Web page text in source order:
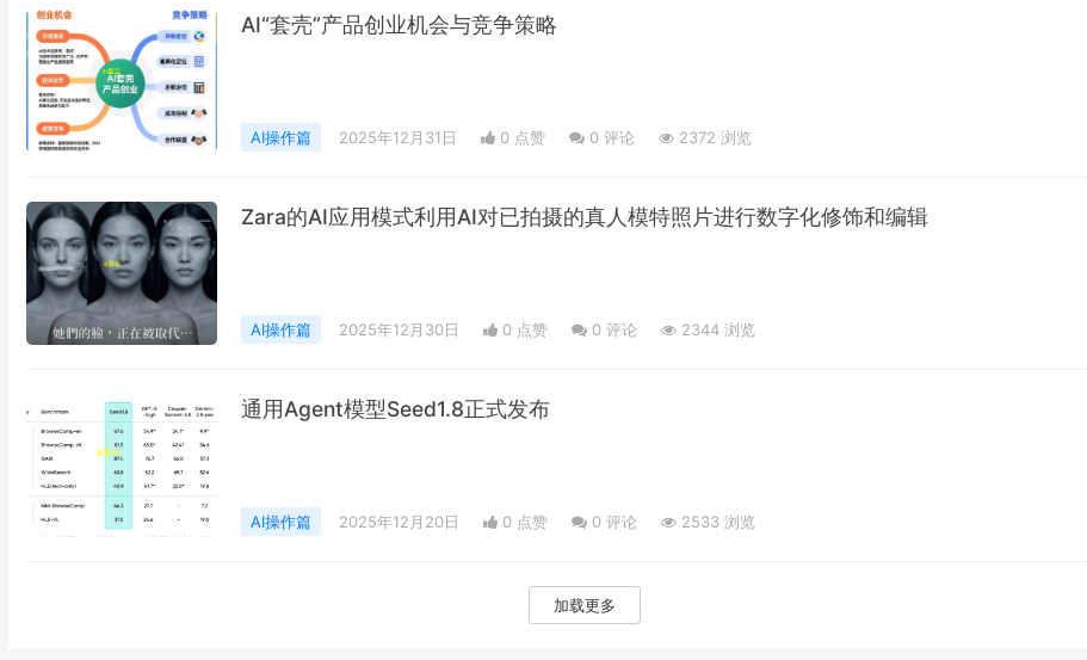
AI“套壳”产品创业机会与竞争策略
AI操作篇 2025年12月31日 0 点赞 0 评论 2372 浏览
Zara的AI应用模式利用AI对已拍摄的真人模特照片进行数字化修饰和编辑
AI操作篇 2025年12月30日 0 点赞 0 评论 2344 浏览
通用Agent模型Seed1.8正式发布
AI操作篇 2025年12月20日 0 点赞 0 评论 2533 浏览
加载更多